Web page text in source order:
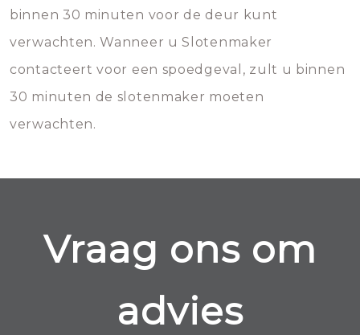
binnen 30 minuten voor de deur kunt
verwachten. Wanneer u Slotenmaker
contacteert voor een spoedgeval, zult u binnen
30 minuten de slotenmaker moeten
verwachten.
Vraag ons om
advies